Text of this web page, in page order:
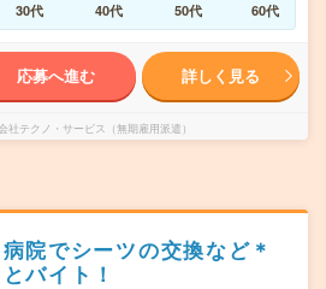
30代 40代 50代 60代
応募へ進む 詳しく見る
社テクノ・サービス（無期雇用派遣）
院でシーツの交換など＊
バイト！